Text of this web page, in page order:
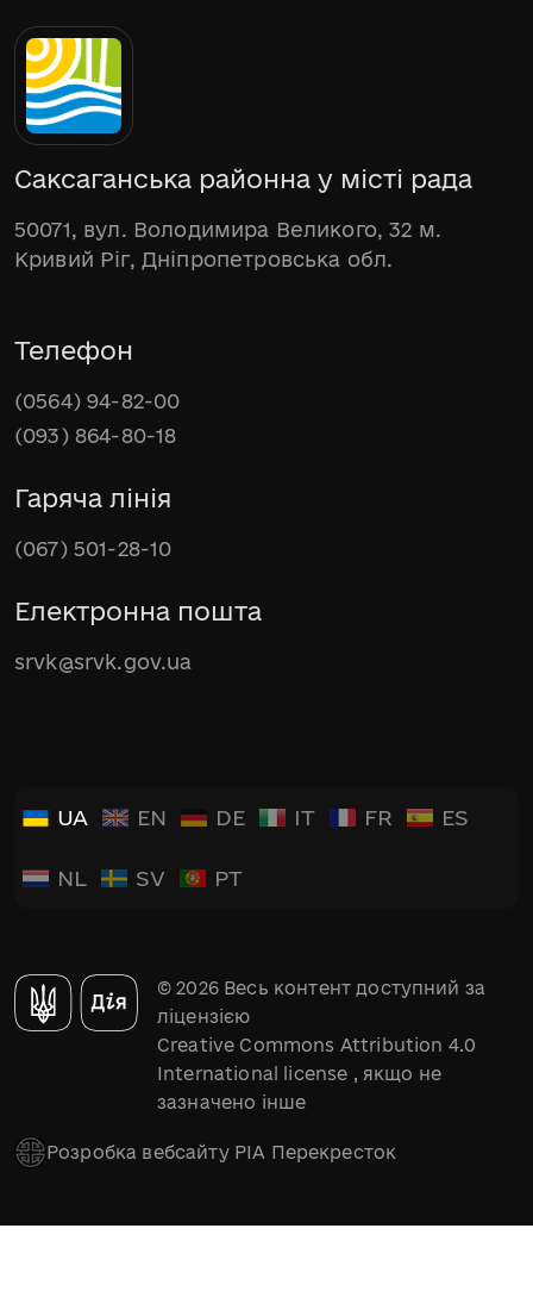
Саксаганська районна у місті рада
50071, вул. Володимира Великого, 32 м.
Кривий Ріг, Дніпропетровська обл.
Телефон
(0564) 94-82-00
(093) 864-80-18
Гаряча лінія
(067) 501-28-10
Електронна пошта
srvk@srvk.gov.ua
UA EN DE IT FR ES
NL SV PT
© 2026 Весь контент доступний за
ліцензією
Creative Commons Attribution 4.0
International license , якщо не
зазначено інше
Розробка вебсайту РІА Перекресток